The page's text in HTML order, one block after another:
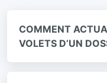
COMMENT
VOLETS D’UN